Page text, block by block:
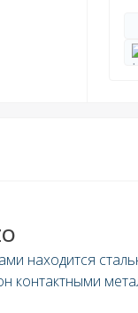
находится
контактными